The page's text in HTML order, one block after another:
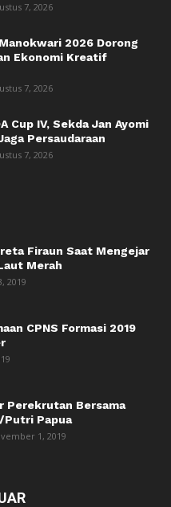
7, 2026
2026 Dorong
Ekonomi Kreatif
7, 2026
Cup IV, Sekda Jan Ayomi
Persaudaraan
7, 2026
Firaun Saat Mengejar
Merah
2019
CPNS Formasi 2019
Perekrutan Bersama
Putri Papua
1, 2019